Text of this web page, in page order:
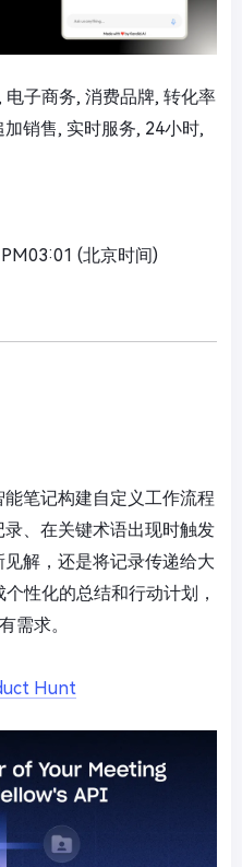
电子商务, 消费品牌, 转化率
销售, 实时服务, 24小时,
(北京时间)
笔记构建自定义工作流程
录、在关键术语出现时触发
解，还是将记录传递给大
性化的总结和行动计划，
需求。
Hunt